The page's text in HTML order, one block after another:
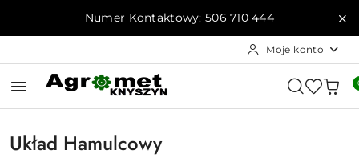
Przejdź do treści głównej
Przejdź do wyszukiwarki
Przejdź do moje konto
Przejdź do menu głównego
Przejdź do stopkiNumer Kontaktowy: 506 710 444
Moje konto
Układ Hamulcowy